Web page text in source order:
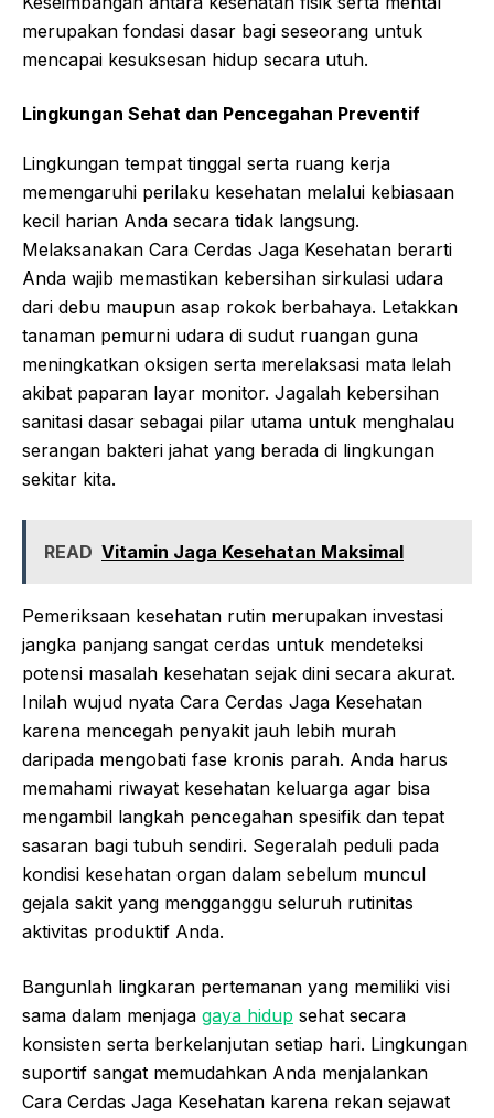
merupakan fondasi dasar bagi seseorang untuk
mencapai kesuksesan hidup secara utuh.
Lingkungan Sehat dan Pencegahan Preventif
Lingkungan tempat tinggal serta ruang kerja
memengaruhi perilaku kesehatan melalui kebiasaan
kecil harian Anda secara tidak langsung.
Melaksanakan Cara Cerdas Jaga Kesehatan berarti
Anda wajib memastikan kebersihan sirkulasi udara
dari debu maupun asap rokok berbahaya. Letakkan
tanaman pemurni udara di sudut ruangan guna
meningkatkan oksigen serta merelaksasi mata lelah
akibat paparan layar monitor. Jagalah kebersihan
sanitasi dasar sebagai pilar utama untuk menghalau
serangan bakteri jahat yang berada di lingkungan
sekitar kita.
READ Vitamin Jaga Kesehatan Maksimal
Pemeriksaan kesehatan rutin merupakan investasi
jangka panjang sangat cerdas untuk mendeteksi
potensi masalah kesehatan sejak dini secara akurat.
Inilah wujud nyata Cara Cerdas Jaga Kesehatan
karena mencegah penyakit jauh lebih murah
daripada mengobati fase kronis parah. Anda harus
memahami riwayat kesehatan keluarga agar bisa
mengambil langkah pencegahan spesifik dan tepat
sasaran bagi tubuh sendiri. Segeralah peduli pada
kondisi kesehatan organ dalam sebelum muncul
gejala sakit yang mengganggu seluruh rutinitas
aktivitas produktif Anda.
Bangunlah lingkaran pertemanan yang memiliki visi
sama dalam menjaga gaya hidup sehat secara
konsisten serta berkelanjutan setiap hari. Lingkungan
suportif sangat memudahkan Anda menjalankan
Cara Cerdas Jaga Kesehatan karena rekan sejawat